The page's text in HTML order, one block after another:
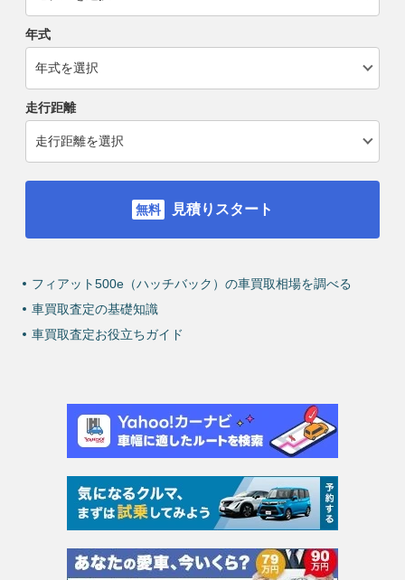
年式
走行距離
見積りスタート
フィアット500e（ハッチバック）の車買取相場を調べる
車買取査定の基礎知識
車買取査定お役立ちガイド